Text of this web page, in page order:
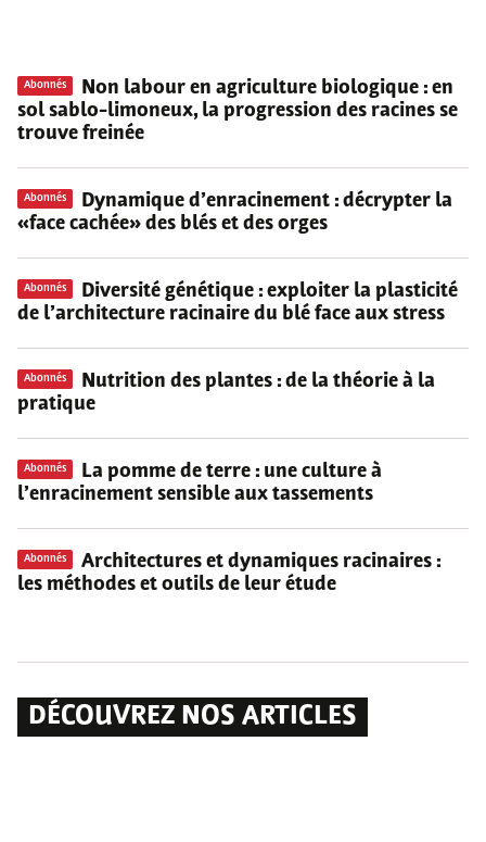
Abonnés Non labour en agriculture biologique : en
sol sablo-limoneux, la progression des racines se
trouve freinée
Abonnés Dynamique d’enracinement : décrypter la
«face cachée» des blés et des orges
Abonnés Diversité génétique : exploiter la plasticité
de l’architecture racinaire du blé face aux stress
Abonnés Nutrition des plantes : de la théorie à la
pratique
Abonnés La pomme de terre : une culture à
l’enracinement sensible aux tassements
Abonnés Architectures et dynamiques racinaires :
les méthodes et outils de leur étude
DÉCOUVREZ NOS ARTICLES